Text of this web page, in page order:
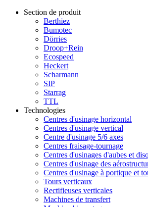
Section de produit
Berthiez
Bumotec
Dörries
Droop+Rein
Ecospeed
Heckert
Scharmann
SIP
Starrag
TTL
Technologies
Centres d'usinage horizontal
Centres d'usinage vertical
Centre d'usinage 5/6 axes
Centres fraisage-tournage
Centres d'usinages d'aubes et
Centres d'usinage des
Centres d'usinage à portique et
Tours verticaux
Rectifieuses verticales
Machines de transfert